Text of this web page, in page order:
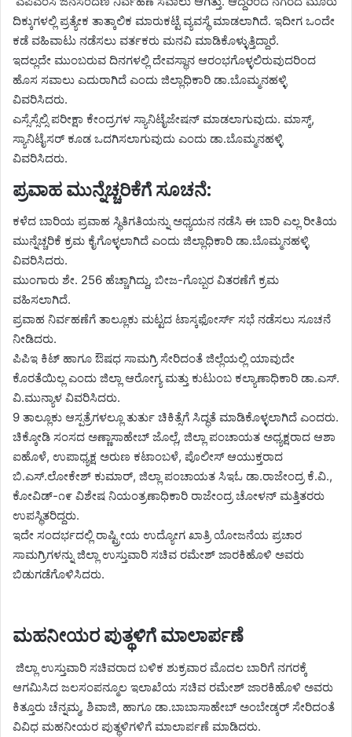
ದಿಕ್ಕುಗಳಲ್ಲಿ ಪ್ರತ್ಯೇಕ ತಾತ್ಕಾಲಿಕ ಮಾರುಕಟ್ಟೆ ವ್ಯವಸ್ಥೆ ಮಾಡಲಾಗಿದೆ. ಇದೀಗ ಒಂದೇ
ಕಡೆ ವಹಿವಾಟು ನಡೆಸಲು ವರ್ತಕರು ಮನವಿ ಮಾಡಿಕೊಳ್ಳುತ್ತಿದ್ದಾರೆ.
ಇದಲ್ಲದೇ ಮುಂಬರುವ ದಿನಗಳಲ್ಲಿ ದೇವಸ್ಥಾನ ಆರಂಭಗೊಳ್ಳಲಿರುವುದರಿಂದ
ಹೊಸ ಸವಾಲು ಎದುರಾಗಿದೆ ಎಂದು ಜಿಲ್ಲಾಧಿಕಾರಿ ಡಾ.ಬೊಮ್ಮನಹಳ್ಳಿ
ವಿವರಿಸಿದರು.
ಎಸ್ಸೆಸ್ಸೆಲ್ಸಿ ಪರೀಕ್ಷಾ ಕೇಂದ್ರಗಳ ಸ್ಯಾನಿಟೈಜೇಷನ್ ಮಾಡಲಾಗುವುದು. ಮಾಸ್ಕ್,
ಸ್ಯಾನಿಟೈಸರ್ ಕೂಡ ಒದಗಿಸಲಾಗುವುದು ಎಂದು ಡಾ.ಬೊಮ್ಮನಹಳ್ಳಿ
ವಿವರಿಸಿದರು.
ಪ್ರವಾಹ ಮುನ್ನೆಚ್ಚರಿಕೆಗೆ ಸೂಚನೆ:
ಕಳೆದ ಬಾರಿಯ ಪ್ರವಾಹ ಸ್ಥಿತಿಗತಿಯನ್ನು ಅಧ್ಯಯನ ನಡೆಸಿ ಈ ಬಾರಿ ಎಲ್ಲ ರೀತಿಯ
ಮುನ್ನೆಚ್ಚರಿಕೆ ಕ್ರಮ ಕೈಗೊಳ್ಳಲಾಗಿದೆ ಎಂದು ಜಿಲ್ಲಾಧಿಕಾರಿ ಡಾ.ಬೊಮ್ಮನಹಳ್ಳಿ
ವಿವರಿಸಿದರು.
ಮುಂಗಾರು ಶೇ. 256 ಹೆಚ್ಚಾಗಿದ್ದು, ಬೀಜ-ಗೊಬ್ಬರ ವಿತರಣೆಗೆ ಕ್ರಮ
ವಹಿಸಲಾಗಿದೆ.
ಪ್ರವಾಹ ನಿರ್ವಹಣೆಗೆ ತಾಲ್ಲೂಕು ಮಟ್ಟದ ಟಾಸ್ಕಫೋರ್ಸ್ ಸಭೆ ನಡೆಸಲು ಸೂಚನೆ
ನೀಡಿದರು.
ಪಿಪಿಇ ಕಿಟ್ ಹಾಗೂ ಔಷಧ ಸಾಮಗ್ರಿ ಸೇರಿದಂತೆ ಜಿಲ್ಲೆಯಲ್ಲಿ ಯಾವುದೇ
ಕೊರತೆಯಿಲ್ಲ ಎಂದು ಜಿಲ್ಲಾ ಆರೋಗ್ಯ ಮತ್ತು ಕುಟುಂಬ ಕಲ್ಯಾಣಾಧಿಕಾರಿ ಡಾ.ಎಸ್.
ವಿ.ಮುನ್ಯಾಳ ವಿವರಿಸಿದರು.
9 ತಾಲ್ಲೂಕು ಆಸ್ಪತ್ರೆಗಳಲ್ಲೂ ತುರ್ತು ಚಿಕಿತ್ಸೆಗೆ ಸಿದ್ಧತೆ ಮಾಡಿಕೊಳ್ಳಲಾಗಿದೆ ಎಂದರು.
ಚಿಕ್ಕೋಡಿ ಸಂಸದ ಅಣ್ಣಾಸಾಹೇಬ್ ಜೊಲ್ಲೆ, ಜಿಲ್ಲಾ ಪಂಚಾಯತ ಅಧ್ಯಕ್ಷರಾದ ಆಶಾ
ಐಹೊಳೆ, ಉಪಾಧ್ಯಕ್ಷ ಅರುಣ ಕಟಾಂಬಳೆ, ಪೊಲೀಸ್ ಆಯುಕ್ತರಾದ
ಬಿ.ಎಸ್.ಲೋಕೇಶ್ ಕುಮಾರ್, ಜಿಲ್ಲಾ ಪಂಚಾಯತ ಸಿಇಓ ಡಾ.ರಾಜೇಂದ್ರ ಕೆ.ವಿ.,
ಕೋವಿಡ್-೧೯ ವಿಶೇಷ ನಿಯಂತ್ರಣಾಧಿಕಾರಿ ರಾಜೇಂದ್ರ ಚೋಳನ್ ಮತ್ತಿತರರು
ಉಪಸ್ಥಿತರಿದ್ದರು.
ಇದೇ ಸಂದರ್ಭದಲ್ಲಿ ರಾಷ್ಟ್ರೀಯ ಉದ್ಯೋಗ ಖಾತ್ರಿ ಯೋಜನೆಯ ಪ್ರಚಾರ
ಸಾಮಗ್ರಿಗಳನ್ನು ಜಿಲ್ಲಾ ಉಸ್ತುವಾರಿ ಸಚಿವ ರಮೇಶ್ ಜಾರಕಿಹೊಳಿ ಅವರು
ಬಿಡುಗಡೆಗೊಳಿಸಿದರು.
ಮಹನೀಯರ ಪುತ್ಥಳಿಗೆ ಮಾಲಾರ್ಪಣೆ
ಜಿಲ್ಲಾ ಉಸ್ತುವಾರಿ ಸಚಿವರಾದ ಬಳಿಕ ಶುಕ್ರವಾರ ಮೊದಲ ಬಾರಿಗೆ ನಗರಕ್ಕೆ
ಆಗಮಿಸಿದ ಜಲಸಂಪನ್ಮೂಲ ಇಲಾಖೆಯ ಸಚಿವ ರಮೇಶ್ ಜಾರಕಿಹೊಳಿ ಅವರು
ಕಿತ್ತೂರು ಚೆನ್ನಮ್ಮ, ಶಿವಾಜಿ, ಹಾಗೂ ಡಾ.ಬಾಬಾಸಾಹೇಬ್ ಅಂಬೇಡ್ಕರ್ ಸೇರಿದಂತೆ
ವಿವಿಧ ಮಹನೀಯರ ಪುತ್ಥಳಿಗಳಿಗೆ ಮಾಲಾರ್ಪಣೆ ಮಾಡಿದರು.